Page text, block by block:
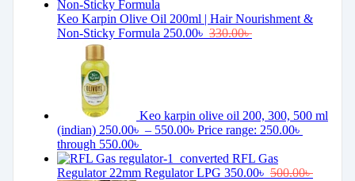
Keo Karpin Olive Oil 200ml | Hair Nourishment &
Non-Sticky Formula 250.00৳ 330.00৳
Keo karpin olive oil 200, 300, 500 ml
(indian) 250.00৳ – 550.00৳ Price range: 250.00৳
through 550.00৳
RFL Gas
Regulator 22mm Regulator LPG 350.00৳ 500.00৳